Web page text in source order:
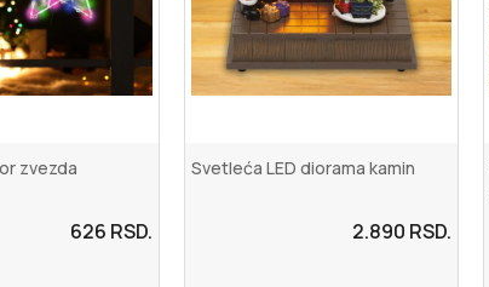
zvezda
626 RSD.
Svetleća LED diorama kamin
2.890 RSD.